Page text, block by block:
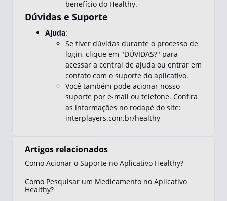
benefício do Healthy.
Dúvidas e Suporte
Ajuda:
Se tiver dúvidas durante o processo de
login, clique em "DÚVIDAS?" para
acessar a central de ajuda ou entrar em
contato com o suporte do aplicativo.
Você também pode acionar nosso
suporte por e-mail ou telefone. Confira
as informações no rodapé do site:
interplayers.com.br/healthy
Artigos relacionados
Como Acionar o Suporte no Aplicativo Healthy?
Como Pesquisar um Medicamento no Aplicativo
Healthy?